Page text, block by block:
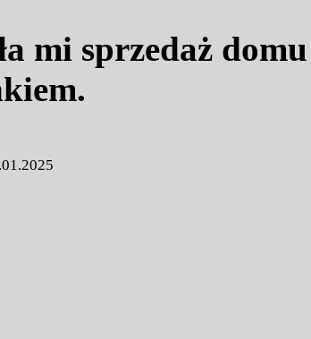
mi sprzedaż